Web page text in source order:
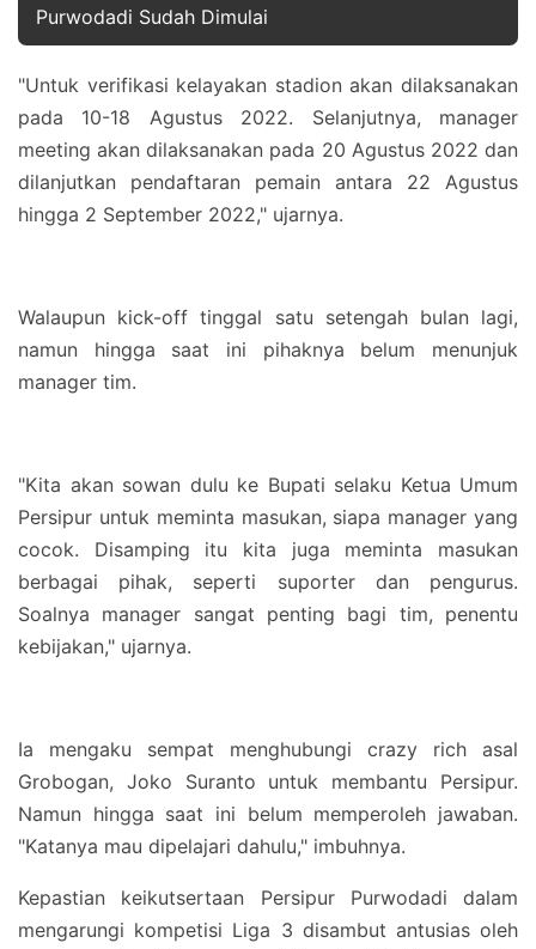
Purwodadi Sudah Dimulai
"Untuk verifikasi kelayakan stadion akan dilaksanakan
pada 10-18 Agustus 2022. Selanjutnya, manager
meeting akan dilaksanakan pada 20 Agustus 2022 dan
dilanjutkan pendaftaran pemain antara 22 Agustus
hingga 2 September 2022," ujarnya.
Walaupun kick-off tinggal satu setengah bulan lagi,
namun hingga saat ini pihaknya belum menunjuk
manager tim.
"Kita akan sowan dulu ke Bupati selaku Ketua Umum
Persipur untuk meminta masukan, siapa manager yang
cocok. Disamping itu kita juga meminta masukan
berbagai pihak, seperti suporter dan pengurus.
Soalnya manager sangat penting bagi tim, penentu
kebijakan," ujarnya.
Ia mengaku sempat menghubungi crazy rich asal
Grobogan, Joko Suranto untuk membantu Persipur.
Namun hingga saat ini belum memperoleh jawaban.
"Katanya mau dipelajari dahulu," imbuhnya.
Kepastian keikutsertaan Persipur Purwodadi dalam
mengarungi kompetisi Liga 3 disambut antusias oleh